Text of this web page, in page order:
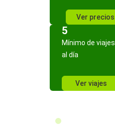
Ver precios
5
Mínimo de viajes
al día
Ver viajes